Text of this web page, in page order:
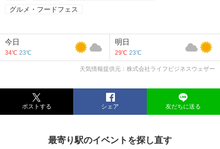
グルメ・フードフェス
今日
34℃ 23℃
明日
29℃ 23℃
天気情報提供元：株式会社ライフビジネスウェザー
ポストする シェア 友だちに送る
最寄り駅のイベントを探し直す